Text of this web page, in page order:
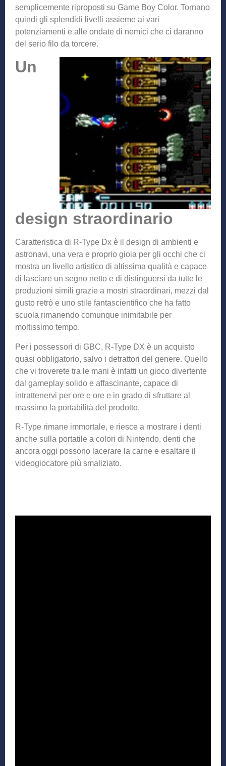
semplicemente riproposti su Game Boy Color. Tornano
quindi gli splendidi livelli assieme ai vari
potenziamenti e alle ondate di nemici che ci daranno
del serio filo da torcere.
Un
design straordinario
Caratteristica di R-Type Dx è il design di ambienti e
astronavi, una vera e proprio gioia per gli occhi che ci
mostra un livello artistico di altissima qualità e capace
di lasciare un segno netto e di distinguersi da tutte le
produzioni simili grazie a mostri straordinari, mezzi dal
gusto retrò e uno stile fantascientifico che ha fatto
scuola rimanendo comunque inimitabile per
moltissimo tempo.
Per i possessori di GBC, R-Type DX è un acquisto
quasi obbligatorio, salvo i detrattori del genere. Quello
che vi troverete tra le mani è infatti un gioco divertente
dal gameplay solido e affascinante, capace di
intrattenervi per ore e ore e in grado di sfruttare al
massimo la portabilità del prodotto.
R-Type rimane immortale, e riesce a mostrare i denti
anche sulla portatile a colori di Nintendo, denti che
ancora oggi possono lacerare la carne e esaltare il
videogiocatore più smaliziato.